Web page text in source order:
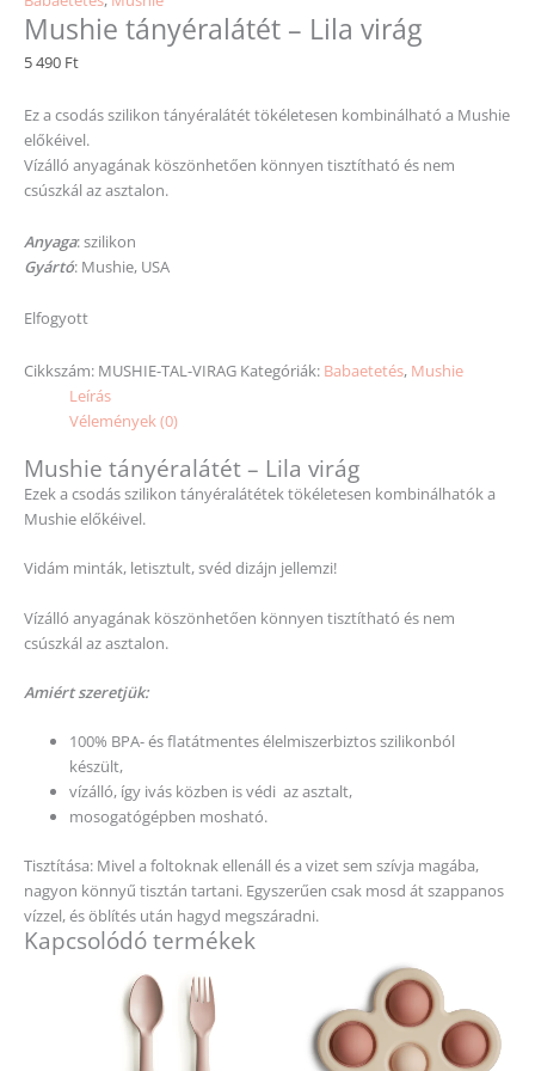
Mushie tányéralátét – Lila virág
5 490 Ft
Ez a csodás szilikon tányéralátét tökéletesen kombinálható a Mushie
előkéivel.
Vízálló anyagának köszönhetően könnyen tisztítható és nem
csúszkál az asztalon.
Anyaga: szilikon
Gyártó: Mushie, USA
Elfogyott
Cikkszám: MUSHIE-TAL-VIRAG Kategóriák: Babaetetés, Mushie
Leírás
Vélemények (0)
Mushie tányéralátét – Lila virág
Ezek a csodás szilikon tányéralátétek tökéletesen kombinálhatók a
Mushie előkéivel.
Vidám minták, letisztult, svéd dizájn jellemzi!
Vízálló anyagának köszönhetően könnyen tisztítható és nem
csúszkál az asztalon.
Amiért szeretjük:
100% BPA- és flatátmentes élelmiszerbiztos szilikonból
készült,
vízálló, így ivás közben is védi az asztalt,
mosogatógépben mosható.
Tisztítása: Mivel a foltoknak ellenáll és a vizet sem szívja magába,
nagyon könnyű tisztán tartani. Egyszerűen csak mosd át szappanos
vízzel, és öblítés után hagyd megszáradni.
Kapcsolódó termékek
terméknek
több
variációja